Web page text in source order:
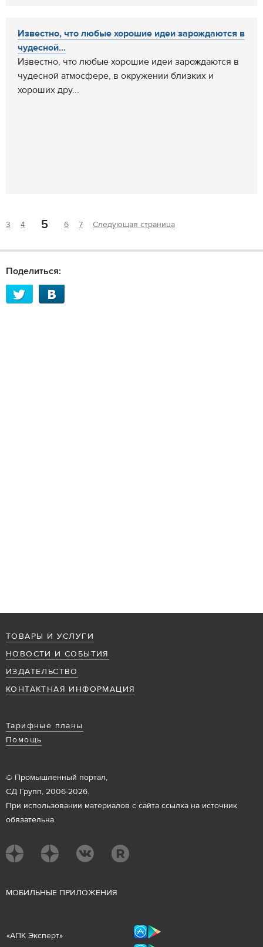
Известно, что любые хорошие идеи зарождаются в
чудесной...
Известно, что любые хорошие идеи зарождаются в
чудесной атмосфере, в окружении близких и
хороших дру...
3 4 5 6 7 Следующая страница
Поделиться:
ТОВАРЫ И УСЛУГИ
НОВОСТИ И СОБЫТИЯ
ИЗДАТЕЛЬСТВО
КОНТАКТНАЯ ИНФОРМАЦИЯ
Тарифные планы
Помощь
© Промышленный портал,
СД Групп, 2006-2026.
При использовании материалов с сайта ссылка на источник
обязательна.
МОБИЛЬНЫЕ ПРИЛОЖЕНИЯ
«АПК Эксперт»